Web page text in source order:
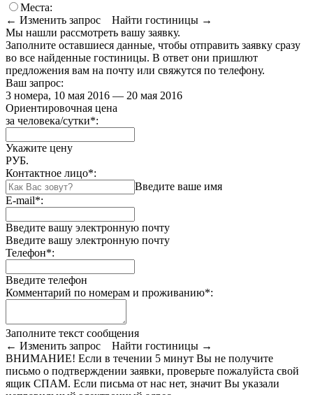
Места:
← Изменить запрос
Найти гостиницы →
Мы нашли рассмотреть вашу заявку.
Заполните оставшиеся данные, чтобы отправить заявку сразу
во все найденные гостиницы. В ответ они пришлют
предложения вам на почту или свяжутся по телефону.
Ваш запрос:
3 номера, 10 мая 2016 — 20 мая 2016
Ориентировочная цена
за человека/сутки*:
Укажите цену
РУБ.
Контактное лицо*:
Введите ваше имя
E-mail*:
Введите вашу электронную почту
Введите вашу электронную почту
Телефон*:
Введите телефон
Комментарий по номерам и проживанию*:
Заполните текст сообщения
← Изменить запрос
Найти гостиницы →
ВНИМАНИЕ! Если в течении 5 минут Вы не получите
письмо о подтверждении заявки, проверьте пожалуйста свой
ящик СПАМ. Если письма от нас нет, значит Вы указали